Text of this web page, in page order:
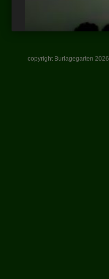
copyright Burlagegarten 2026